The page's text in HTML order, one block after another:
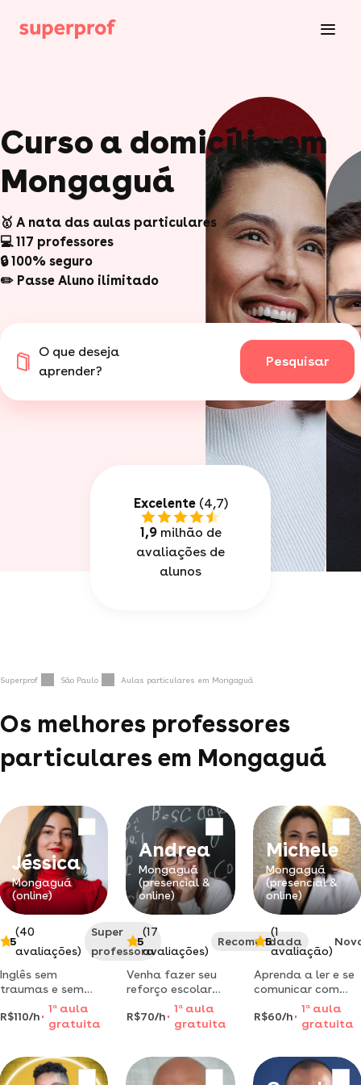
Curso a domicílio em
Mongaguá
🥇 A nata das aulas particulares
💻 117 professores
🔒 100% seguro
✏️ Passe Aluno ilimitado
O que deseja
aprender?
Pesquisar
Excelente(4,7)
1,9milhão de
avaliações de
alunos
Superprof São Paulo Aulas particulares em Mongaguá
Os melhores professores
particulares em Mongaguá
Jéssica
Mongaguá
(online)
5
(40
avaliações)
Super
professora
Inglês sem
traumas e sem
complicação! -
aulas online
focadas em
séries e vida real.
R$110/h
1 aaula
gratuita
Andrea
Mongaguá
(presencial &
online)
5
(17
avaliações)
Recomendada
Venha fazer seu
reforço escolar
comigo! aqui você
consegue aprender
através da
R$70/h
1 a aula
gratuita
Michele
Mongaguá
(presencial &
online)
5
(1
avaliação)
Aprenda a ler e se
comunicar com
excelência!
aumente suas
notas. conquiste
professor(a)
particular: aulas
R$60/h
1 aaula
gratuita